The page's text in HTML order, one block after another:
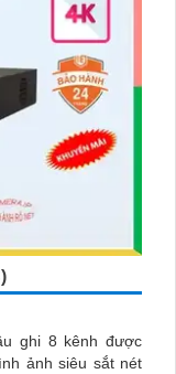
ghi 8 kênh được
ảnh siêu sắt nét